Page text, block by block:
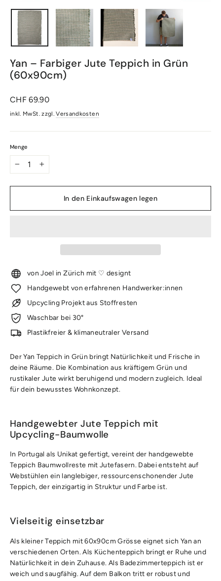
Yan – Farbiger Jute Teppich in Grün
(60x90cm)
Normaler
CHF 69.90
inkl. MwSt. zzgl.Versandkosten
Menge
+
In den Einkaufswagen legen
von Joel in Zürich mit ♡ designt
Handgewebt von erfahrenen Handwerker:innen
Upcycling Projekt aus Stoffresten
Waschbar bei 30°
Plastikfreier & klimaneutraler Versand
Der Yan Teppich in Grün bringt Natürlichkeit und Frische in
deine Räume. Die Kombination aus kräftigem Grün und
rustikaler Jute wirkt beruhigend und modern zugleich. Ideal
für dein bewusstes Wohnkonzept.
Handgewebter Jute Teppich mit
Upcycling-Baumwolle
In Portugal als Unikat gefertigt, vereint der handgewebte
Teppich Baumwollreste mit Jutefasern. Dabei entsteht auf
Webstühlen ein langlebiger, ressourcenschonender Jute
Teppich, der einzigartig in Struktur und Farbe ist.
Vielseitig einsetzbar
Als kleiner Teppich mit 60x90cm Grösse eignet sich Yan an
verschiedenen Orten. Als Küchenteppich bringt er Ruhe und
Natürlichkeit in dein Zuhause. Als Badezimmerteppich ist er
weich und saugfähig. Auf dem Balkon tritt er robust und